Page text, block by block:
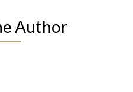
Author